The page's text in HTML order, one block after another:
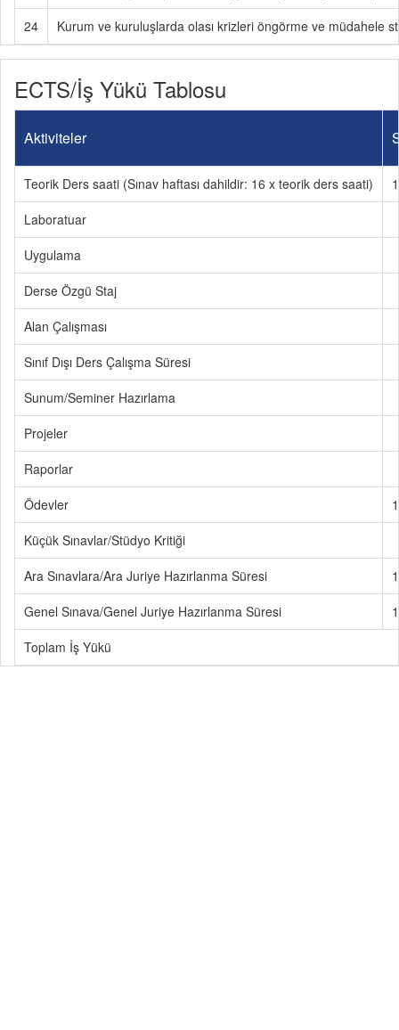
24
Kurum ve kuruluşlarda olası krizleri öngörme ve müdahele
ECTS/İş Yükü Tablosu
Aktiviteler
Teorik Ders saati (Sınav haftası dahildir: 16 x teorik ders saati)
Laboratuar
Uygulama
Derse Özgü Staj
Alan Çalışması
Sınıf Dışı Ders Çalışma Süresi
Sunum/Seminer Hazırlama
Projeler
Raporlar
Ödevler
1
Küçük Sınavlar/Stüdyo Kritiği
Ara Sınavlara/Ara Juriye Hazırlanma Süresi
1
Genel Sınava/Genel Juriye Hazırlanma Süresi
1
Toplam İş Yükü